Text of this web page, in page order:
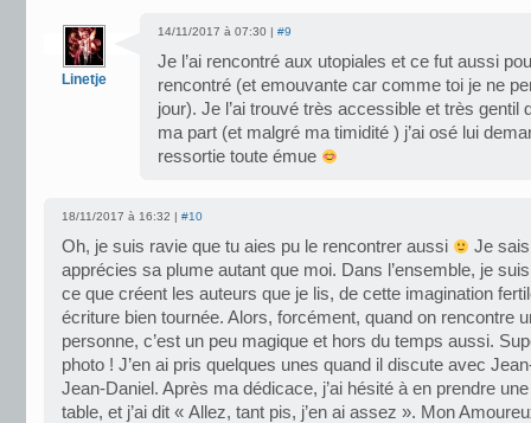
Linetje
14/11/2017 à 07:30 | #9
Je l’ai rencontré aux utopiales et ce fut aussi
rencontré (et emouvante car comme toi je ne
jour). Je l’ai trouvé très accessible et très gentil
ma part (et malgré ma timidité ) j’ai osé lui
ressortie toute émue
18/11/2017 à 16:32 | #10
Oh, je suis ravie que tu aies pu le rencontrer aussi
Je
apprécies sa plume autant que moi. Dans l’ensemble, je
ce que créent les auteurs que je lis, de cette imagination
écriture bien tournée. Alors, forcément, quand on rencontre
personne, c’est un peu magique et hors du temps aussi.
photo ! J’en ai pris quelques unes quand il discute avec
Jean-Daniel. Après ma dédicace, j’ai hésité à en prendre
table, et j’ai dit « Allez, tant pis, j’en ai assez ». Mon